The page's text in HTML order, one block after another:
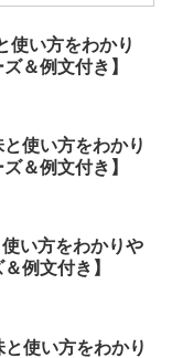
使い方をわかり
＆例文付き】
使い方をわかり
＆例文付き】
い方をわかりや
例文付き】
使い方をわかり